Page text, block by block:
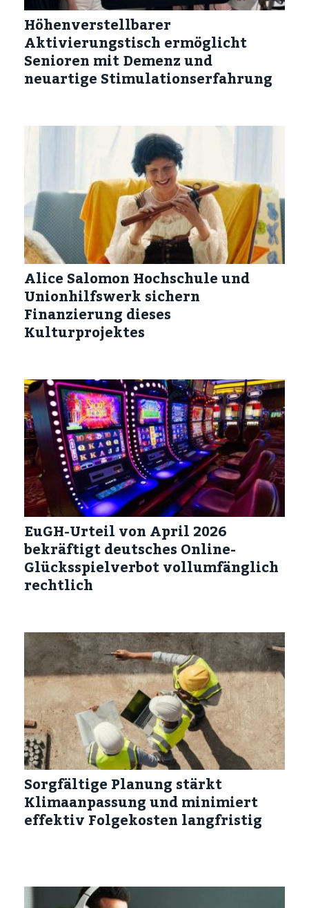
Höhenverstellbarer
Aktivierungstisch ermöglicht
Senioren mit Demenz und
neuartige Stimulationserfahrung
Alice Salomon Hochschule und
Unionhilfswerk sichern
Finanzierung dieses
Kulturprojektes
EuGH-Urteil von April 2026
bekräftigt deutsches Online-
Glücksspielverbot vollumfänglich
rechtlich
Sorgfältige Planung stärkt
Klimaanpassung und minimiert
effektiv Folgekosten langfristig